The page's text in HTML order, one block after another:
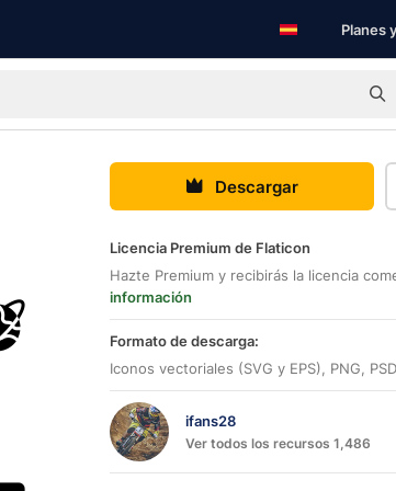
Planes
Descargar
Licencia Premium de Flaticon
Hazte Premium y recibirás la licencia
información
Formato de descarga:
Iconos vectoriales (SVG y EPS), PNG,
ifans28
Ver todos los recursos 1,486